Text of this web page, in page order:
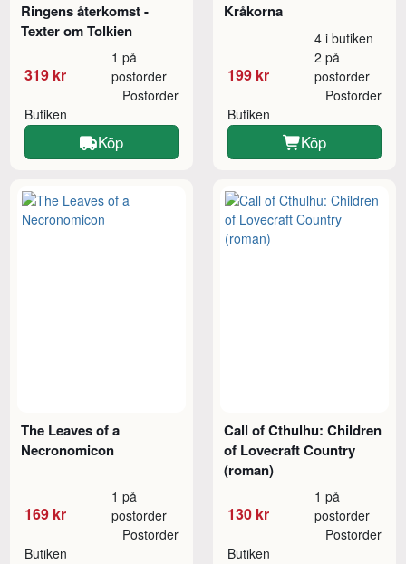
Ringens återkomst -
Texter om Tolkien
319 kr
1 på
postorder
Butiken
Postorder
Köp
Kråkorna
199 kr
4 i butiken
2 på
postorder
Butiken
Postorder
Köp
The Leaves of a
Necronomicon
169 kr
1 på
postorder
Butiken
Postorder
Call of Cthulhu: Children
of Lovecraft Country
(roman)
130 kr
1 på
postorder
Butiken
Postorder